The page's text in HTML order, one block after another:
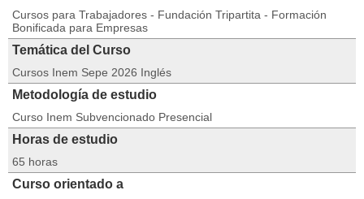
Cursos para Trabajadores - Fundación Tripartita - Formación
Bonificada para Empresas
Temática del Curso
Cursos Inem Sepe 2026 Inglés
Metodología de estudio
Curso Inem Subvencionado Presencial
Horas de estudio
65 horas
Curso orientado a